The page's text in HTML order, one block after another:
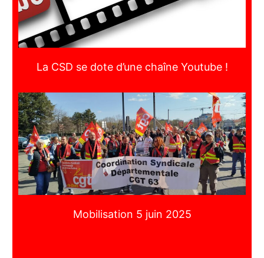
La CSD se dote d’une chaîne Youtube !
Mobilisation 5 juin 2025